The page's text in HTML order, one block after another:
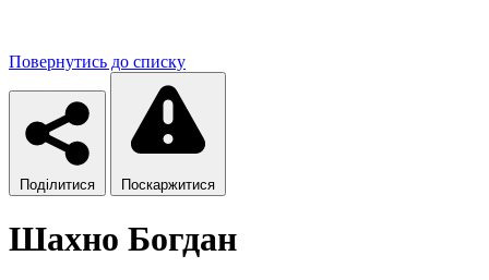
Повернутись до списку
Поділитися Поскаржитися
Шахно Богдан